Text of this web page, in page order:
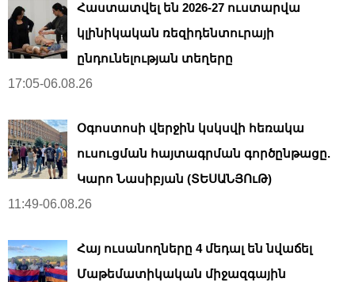
Հաստատվել են 2026-27 ուստարվա
կլինիկական ռեզիդենտուրայի
ընդունելության տեղերը
17:05-06.08.26
Օգոստոսի վերջին կսկսվի հեռակա
ուսուցման հայտագրման գործընթացը.
Կարո Նասիբյան (ՏԵՍԱՆՅՈւԹ)
11:49-06.08.26
Հայ ուսանողները 4 մեդալ են նվաճել
Մաթեմատիկական միջազգային